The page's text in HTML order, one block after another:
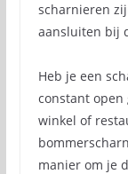
scharnieren
aansluiten bij
Heb je een
constant open
winkel of
manier om je